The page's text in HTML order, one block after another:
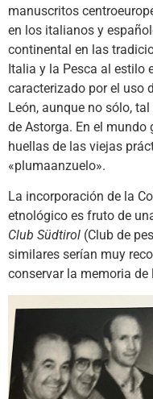
manuscritos
en los italianos y
continental en las
Italia y la Pesca al estilo
caracterizado por el uso
León, aunque no sólo,
de Astorga. En el
huellas de las viejas
«plumaanzuelo».
La incorporación de la
etnológico es fruto de
Club Südtirol (Club de
similares serían muy
conservar la memoria de